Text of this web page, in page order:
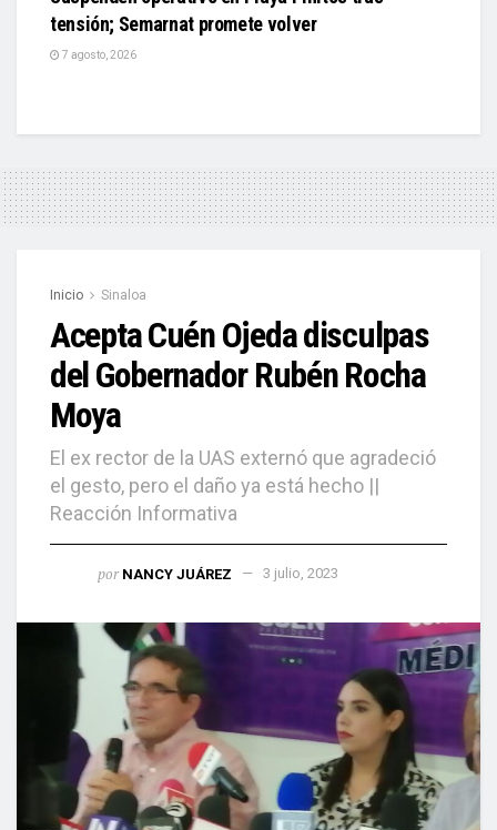
tensión; Semarnat promete volver
7 agosto, 2026
Inicio Sinaloa
Acepta Cuén Ojeda disculpas
del Gobernador Rubén Rocha
Moya
El ex rector de la UAS externó que agradeció
el gesto, pero el daño ya está hecho ||
Reacción Informativa
por NANCY JUÁREZ